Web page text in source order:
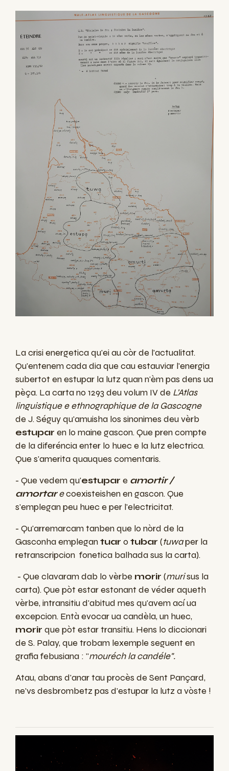
La crisi energetica qu'ei au còr de l'actualitat.
Qu'entenem cada dia que cau estauviar l'energia
subertot en estupar la lutz quan n'èm pas dens ua
pèça. La carta no 1293 deu volum IV de L'Atlas
linguistique e ethnographique de la Gascogne
de J. Séguy qu'amuisha los sinonimes deu vèrb
estupar en lo maine gascon. Que pren compte
de la diferéncia enter lo huec e la lutz electrica.
Que s'amerita quauques comentaris.
- Que vedem qu'estupar e amortir /
amortarecoexisteishenen gascon. Que
s'emplegan peu huec e per l'electricitat.
- Qu'arremarcam tanben que lo nòrd de la
Gasconha emplegantuar o tubar (tuwaper la
retranscripcion fonetica balhada sus la carta).
- Que clavaram dab lo vèrbe morir (murisus la
carta). Que pòt estar estonant de véder aqueth
vèrbe, intransitiu d'abitud mes qu'avem ací ua
excepcion. Entà evocar ua candèla, un huec,
morir que pòt estar transitiu. Hens lo diccionari
de S. Palay, que trobam lexemple seguent en
grafia febusiana : "mouréch la candéle".
Atau, abans d'anar tau procès de Sent Pançard,
ne'vs desbrombetz pas d'estupar la lutz a vòste !